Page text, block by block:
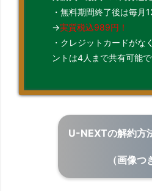
・無料期間終了後は毎月
→実質税込989円！
・クレジットカードがな
ントは4人まで共有可能で
U-NEXTの解約方
（画像つ